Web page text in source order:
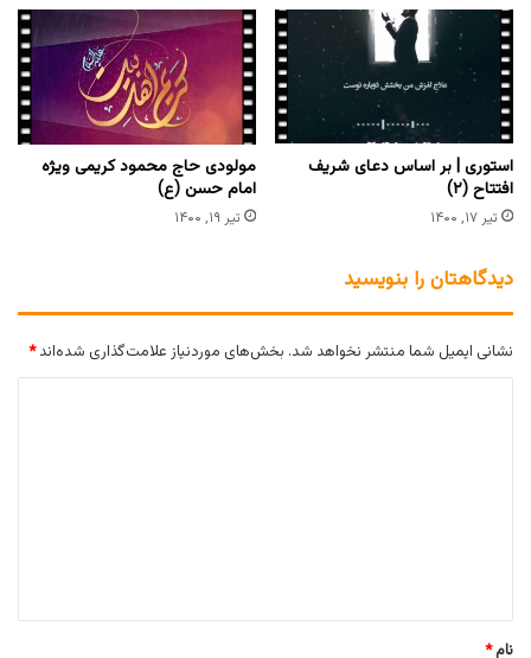
استوری | بر اساس دعای شریف
افتتاح (۲)
تیر ۱۷, ۱۴۰۰
مولودی حاج محمود کریمی ویژه
امام حسن (ع)
تیر ۱۹, ۱۴۰۰
دیدگاهتان را بنویسید
نشانی ایمیل شما منتشر نخواهد شد. بخش‌های موردنیاز علامت‌گذاری شده‌اند*
نام*